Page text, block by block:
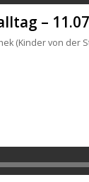
–
(Kinder von der